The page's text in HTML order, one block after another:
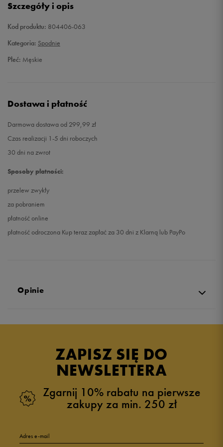
XXL Powiadom o dostępności
Szczegóły i opis
Kod produktu: 804406-063
Kategoria: Spodnie
Płeć: Męskie
Dostawa i płatność
Darmowa dostawa od 299,99 zł
Czas realizacji 1-5 dni roboczych
30 dni na zwrot
Sposoby płatności:
przelew zwykły
za pobraniem
płatność online
płatność odroczona Kup teraz zapłać za 30 dni z Klarną lub PayPo
Opinie
ZAPISZ SIĘ DO
NEWSLETTERA
Zgarnij 10% rabatu na pierwsze
zakupy za min. 250 zł
Adres e-mail